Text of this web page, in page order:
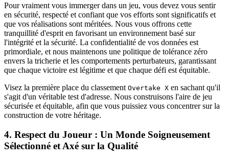
Pour vraiment vous immerger dans un jeu, vous devez vous sentir
en sécurité, respecté et confiant que vos efforts sont significatifs et
que vos réalisations sont méritées. Nous vous offrons cette
tranquillité d'esprit en favorisant un environnement basé sur
l'intégrité et la sécurité. La confidentialité de vos données est
primordiale, et nous maintenons une politique de tolérance zéro
envers la tricherie et les comportements perturbateurs, garantissant
que chaque victoire est légitime et que chaque défi est équitable.
Visez la première place du classement Overtake X en sachant qu'il
s'agit d'un véritable test d'adresse. Nous construisons l'aire de jeu
sécurisée et équitable, afin que vous puissiez vous concentrer sur la
construction de votre héritage.
4. Respect du Joueur : Un Monde Soigneusement
Sélectionné et Axé sur la Qualité